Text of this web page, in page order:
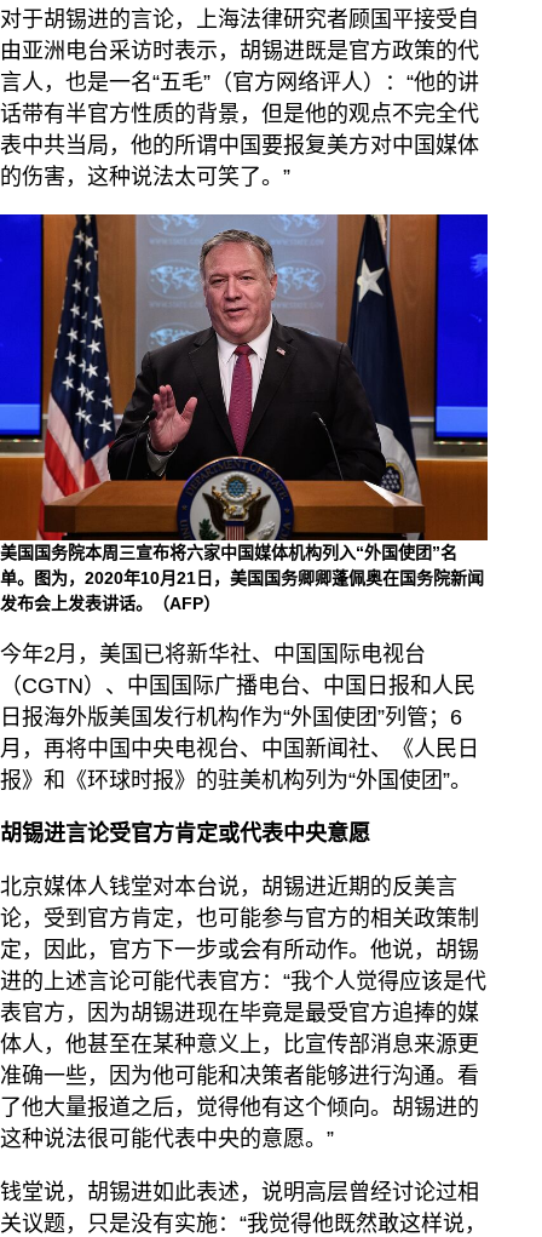
对于胡锡进的言论，上海法律研究者顾国平接受自
由亚洲电台采访时表示，胡锡进既是官方政策的代
言人，也是一名“五毛”（官方网络评人）：“他的讲
话带有半官方性质的背景，但是他的观点不完全代
表中共当局，他的所谓中国要报复美方对中国媒体
的伤害，这种说法太可笑了。”
美国国务院本周三宣布将六家中国媒体机构列入“外国使团”名
单。图为，2020年10月21日，美国国务卿卿蓬佩奥在国务院新闻
发布会上发表讲话。（AFP）
今年2月，美国已将新华社、中国国际电视台
（CGTN）、中国国际广播电台、中国日报和人民
日报海外版美国发行机构作为“外国使团”列管；6
月，再将中国中央电视台、中国新闻社、《人民日
报》和《环球时报》的驻美机构列为“外国使团”。
胡锡进言论受官方肯定或代表中央意愿
北京媒体人钱堂对本台说，胡锡进近期的反美言
论，受到官方肯定，也可能参与官方的相关政策制
定，因此，官方下一步或会有所动作。他说，胡锡
进的上述言论可能代表官方：“我个人觉得应该是代
表官方，因为胡锡进现在毕竟是最受官方追捧的媒
体人，他甚至在某种意义上，比宣传部消息来源更
准确一些，因为他可能和决策者能够进行沟通。看
了他大量报道之后，觉得他有这个倾向。胡锡进的
这种说法很可能代表中央的意愿。”
钱堂说，胡锡进如此表述，说明高层曾经讨论过相
关议题，只是没有实施：“我觉得他既然敢这样说，